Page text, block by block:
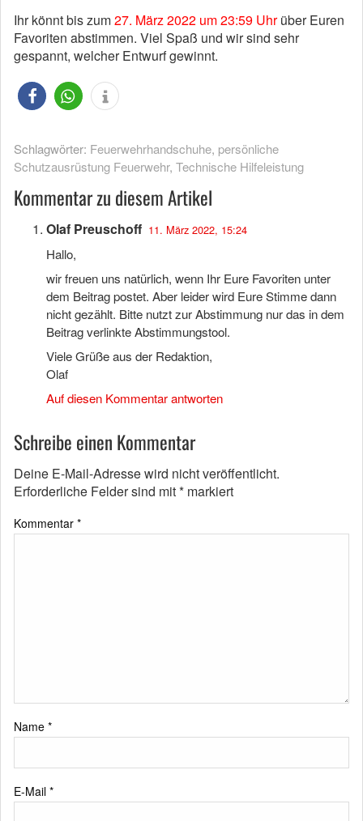
Ihr könnt bis zum27. März 2022 um 23:59 Uhrüber Euren
Favoriten abstimmen. Viel Spaß und wir sind sehr
gespannt, welcher Entwurf gewinnt.
Schlagwörter: Feuerwehrhandschuhe, persönliche
Schutzausrüstung Feuerwehr, Technische Hilfeleistung
Kommentar zu diesem Artikel
Olaf Preuschoff 11. März 2022, 15:24
Hallo,
wir freuen uns natürlich, wenn Ihr Eure Favoriten unter
dem Beitrag postet. Aber leider wird Eure Stimme dann
nicht gezählt. Bitte nutzt zur Abstimmung nur das in dem
Beitrag verlinkte Abstimmungstool.
Viele Grüße aus der Redaktion,
Olaf
Auf diesen Kommentar antworten
Schreibe einen Kommentar
Deine E-Mail-Adresse wird nicht veröffentlicht.
Erforderliche Felder sind mit* markiert
Kommentar *
Name *
E-Mail *